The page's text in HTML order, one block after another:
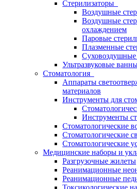
Стерилизаторы
Воздушные
Воздушные
охлаждением
Паровые
Плазменные
Ультразвуковые
Стоматология
Аппараты
материалов
Инструменты для
Инструменты
Стоматологические
Стоматологические
Стоматологические
Медицинские наборы и
Разгрузочные жилеты
Реанимационные
Реанимационные
Токсикологические